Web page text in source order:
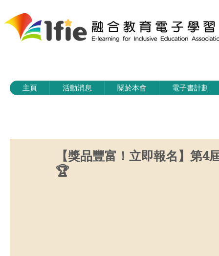
主頁 活動消息 關於本會 電子書計劃
【獎品豐富！立即報名】第
🏆